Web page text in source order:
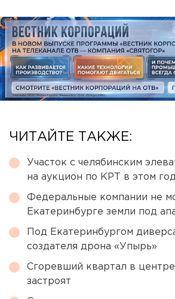
ЧИТАЙТЕ ТАКЖЕ:
Участок с челябинским
на аукцион по КРТ в этом
Федеральные компании не
Екатеринбурге земли под
Под Екатеринбургом
создателя дрона «Упырь»
Сгоревший квартал в
застроят